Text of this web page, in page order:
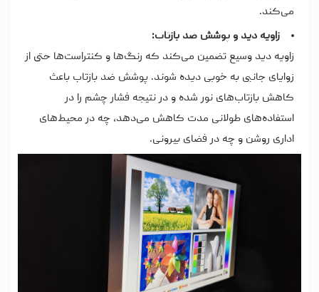
می‌کند.
زاویه دید و پوشش ضد بازتاب:
زاویه دید وسیع تضمین می‌کند که رنگ‌ها و کنتراست‌ها حتی از
زوایای جانبی به خوبی دیده شوند. پوشش ضد بازتاب باعث
کاهش بازتاب‌های نور شده و در نتیجه فشار چشم را در
استفاده‌های طولانی مدت کاهش می‌دهد، چه در محیط‌های
اداری روشن و چه در فضای بیرونی.